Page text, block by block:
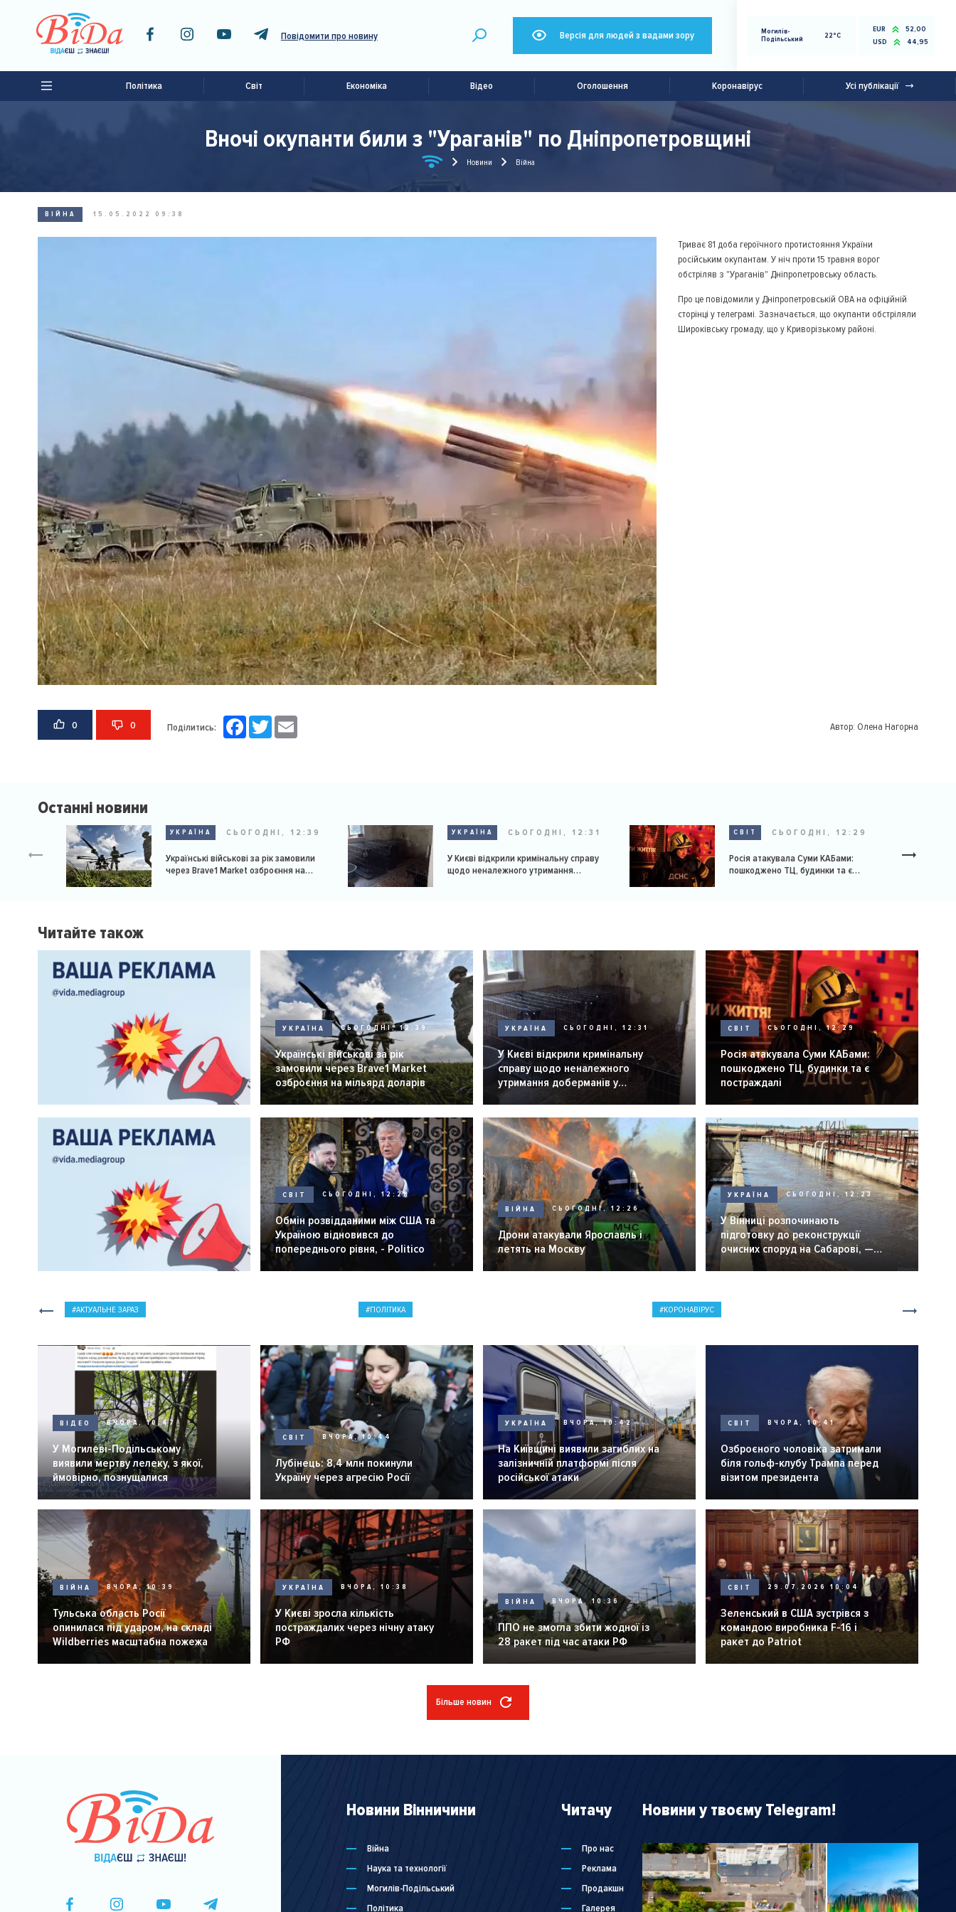
Повідомити про новину Версія для людей з вадами зору
Могилів-
Подільський
22°C
EUR
52,00
USD
44,95
Політика Світ Економіка Відео Оголошення Коронавірус Усі публікації
Вночі окупанти били з "Ураганів" по Дніпропетровщині
Новини Війна
ВІЙНА 15.05.2022 09:38
Триває 81 доба героїчного протистояння України
російським окупантам. У ніч проти 15 травня ворог
обстріляв з "Ураганів" Дніпропетровську область.
Про це повідомили у Дніпропетровській ОВА на офіційній
сторінці у телеграмі. Зазначається, що окупанти обстріляли
Широківську громаду, що у Криворізькому районі.
0 0 Поділитись: FacebookTwitter Автор: Олена Нагорна
Останні новини
УКРАЇНА СЬОГОДНІ, 12:39
Українські військові за рік замовили
через Brave1 Market озброєння на
УКРАЇНА СЬОГОДНІ, 12:31
У Києві відкрили кримінальну справу
щодо неналежного утримання
СВІТ СЬОГОДНІ, 12:29
Росія атакувала Суми КАБами:
пошкоджено ТЦ, будинки та є
Читайте також
УКРАЇНА СЬОГОДНІ, 12:39
Українські військові за рік
замовили через Brave1 Market
озброєння на мільярд доларів
УКРАЇНА СЬОГОДНІ, 12:31
У Києві відкрили кримінальну
справу щодо неналежного
утримання доберманів у
розпліднику
СВІТ СЬОГОДНІ, 12:29
Росія атакувала Суми КАБами:
пошкоджено ТЦ, будинки та є
постраждалі
СВІТ СЬОГОДНІ, 12:28
Обмін розвідданими між США та
Україною відновився до
попереднього рівня, - Politico
ВІЙНА СЬОГОДНІ, 12:26
Дрони атакували Ярославль і
летять на Москву
УКРАЇНА СЬОГОДНІ, 12:23
У Вінниці розпочинають
підготовку до реконструкції
очисних споруд на Сабарові, —
мер Вінниці.
АКТУАЛЬНЕ ЗАРАЗ ПОЛІТИКА КОРОНАВІРУС
ВІДЕО ВЧОРА, 10:47
У Могилеві-Подільському
виявили мертву лелеку, з якої,
ймовірно, познущалися
СВІТ ВЧОРА, 10:44
Лубінець: 8,4 млн покинули
Україну через агресію Росії
УКРАЇНА ВЧОРА, 10:42
На Київщині виявили загиблих на
залізничній платформі після
російської атаки
СВІТ ВЧОРА, 10:41
Озброєного чоловіка затримали
біля гольф-клубу Трампа перед
візитом президента
ВІЙНА ВЧОРА, 10:39
Тульська область Росії
опинилася під ударом, на складі
Wildberries масштабна пожежа
УКРАЇНА ВЧОРА, 10:38
У Києві зросла кількість
постраждалих через нічну атаку
РФ
ВІЙНА ВЧОРА, 10:36
ППО не змогла збити жодної із
28 ракет під час атаки РФ
СВІТ 29.07.2026 10:04
Зеленський в США зустрівся з
командою виробника F-16 і
ракет до Patriot
Більше новин
Новини Вінничини
Війна
Наука та технології
Могилів-Подільський
Політика
Читачу
Про нас
Реклама
Продакшн
Галерея
Новини у твоєму Telegram!